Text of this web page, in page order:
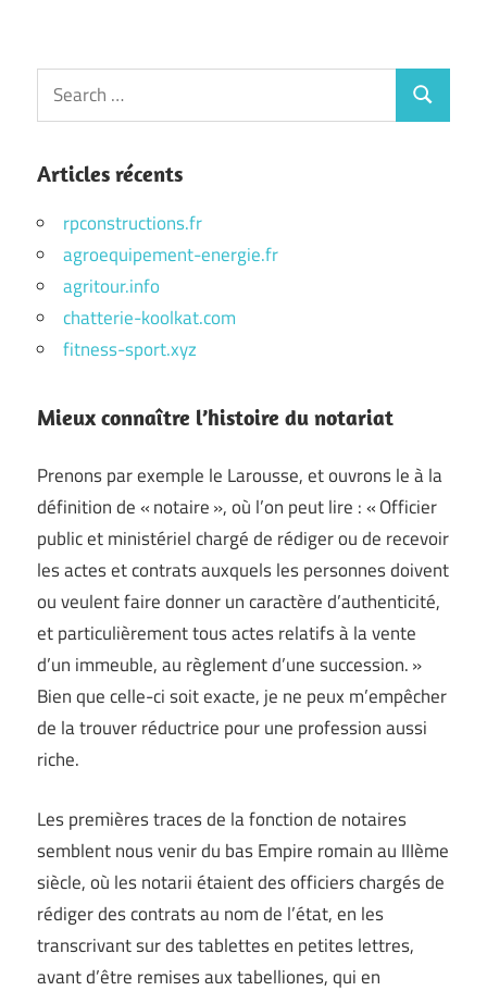
Search
for:
Search
Articles récents
rpconstructions.fr
agroequipement-energie.fr
agritour.info
chatterie-koolkat.com
fitness-sport.xyz
Mieux connaître l’histoire du notariat
Prenons par exemple le Larousse, et ouvrons le à la
définition de « notaire », où l’on peut lire : « Officier
public et ministériel chargé de rédiger ou de recevoir
les actes et contrats auxquels les personnes doivent
ou veulent faire donner un caractère d’authenticité,
et particulièrement tous actes relatifs à la vente
d’un immeuble, au règlement d’une succession. »
Bien que celle-ci soit exacte, je ne peux m’empêcher
de la trouver réductrice pour une profession aussi
riche.
Les premières traces de la fonction de notaires
semblent nous venir du bas Empire romain au IIIème
siècle, où les notarii étaient des officiers chargés de
rédiger des contrats au nom de l’état, en les
transcrivant sur des tablettes en petites lettres,
avant d’être remises aux tabelliones, qui en